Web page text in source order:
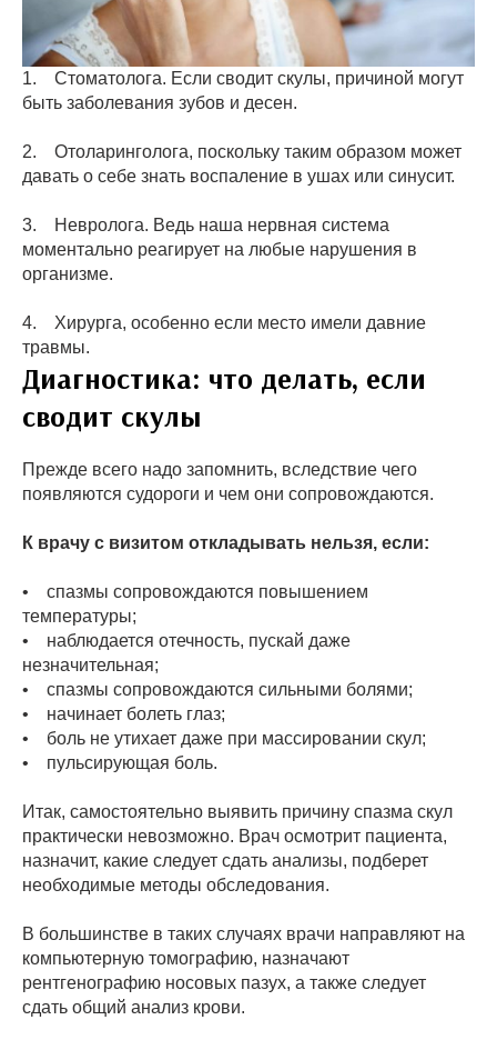
1. Стоматолога. Если сводит скулы, причиной могут
быть заболевания зубов и десен.
2. Отоларинголога, поскольку таким образом может
давать о себе знать воспаление в ушах или синусит.
3. Невролога. Ведь наша нервная система
моментально реагирует на любые нарушения в
организме.
4. Хирурга, особенно если место имели давние
травмы.
Диагностика: что делать, если
сводит скулы
Прежде всего надо запомнить, вследствие чего
появляются судороги и чем они сопровождаются.
К врачу с визитом откладывать нельзя, если:
• спазмы сопровождаются повышением
температуры;
• наблюдается отечность, пускай даже
незначительная;
• спазмы сопровождаются сильными болями;
• начинает болеть глаз;
• боль не утихает даже при массировании скул;
• пульсирующая боль.
Итак, самостоятельно выявить причину спазма скул
практически невозможно. Врач осмотрит пациента,
назначит, какие следует сдать анализы, подберет
необходимые методы обследования.
В большинстве в таких случаях врачи направляют на
компьютерную томографию, назначают
рентгенографию носовых пазух, а также следует
сдать общий анализ крови.